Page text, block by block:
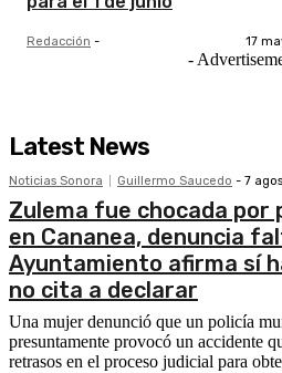
Redacción - 17
-
Latest News
Noticias Sonora Guillermo Saucedo - 7
Zulema fue chocada por
en Cananea, denuncia
Ayuntamiento afirma sí
no cita a declarar
Una mujer denunció que un policía
presuntamente provocó un accidente
retrasos en el proceso judicial para